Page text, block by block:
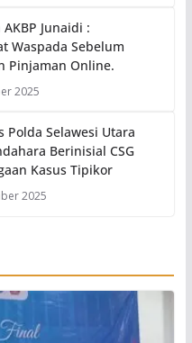
Junaidi :
Waspada Sebelum
Pinjaman Online.
2025
Polda Selawesi Utara
Berinisial CSG
Kasus Tipikor
2025